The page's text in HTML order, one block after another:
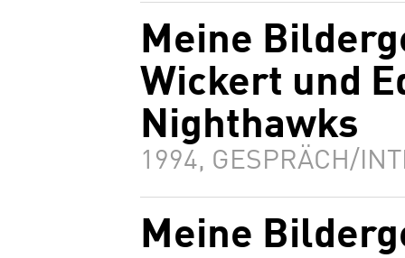
Meine
Wickert und
Nighthawks
1994, GESPRÄCH/
Meine